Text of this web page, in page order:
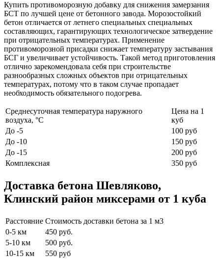
Купить противоморозную добавку для снижения замерзания
БСТ по лучшей цене от бетонного завода. Морозостойкий
бетон отличается от летнего специальных специальных
составляющих, гарантирующих технологическое затвердение
при отрицательных температурах. Применение
противоморозной присадки снижает температуру застывания
БСГ и увеличивает устойчивость. Такой метод приготовления
отлично зарекомендовала себя при строительстве
разнообразных сложных объектов при отрицательных
температурах, потому что в таком случае пропадает
необходимость обязательного подогрева.
Среднесуточная температура наружного
воздуха, °C
Цена на 1
куб
До -5
100 руб
До -10
150 руб
До -15
200 руб
Комплексная
350 руб
Доставка бетона Шевляково,
Клинский район миксерами от 1 куба
Расстояние Стоимость доставки бетона за 1 м3
0-5 км
450 руб.
5-10 км
500 руб.
10-15 км
550 руб